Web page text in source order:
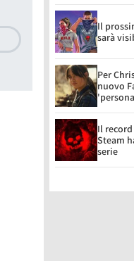
Il
sarà
Per
nuovo
Il
Steam
serie